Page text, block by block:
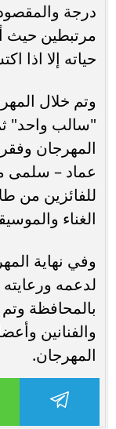
درجة والمقصود
مرتبطين حيث
حياته إلا اذا
وتم خلال
"سالب واحد"
المهرجان
عماد – سلمى
للفائزين من
الغناء
وفي نهاية
لدعمه ورعايته
بالمحافظة
والفنانين
المهرجان.